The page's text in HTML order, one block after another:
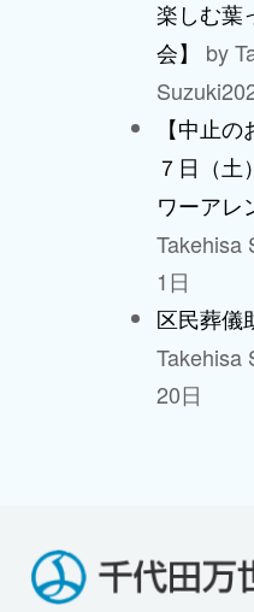
楽しむ葉
会】
by
Suzuki
【中止
７日（土
ワーアレ
Takehisa
1日
区民葬儀
Takehisa
20日